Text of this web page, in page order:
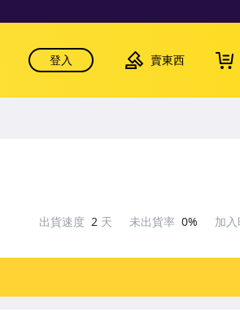
登入 賣東西
出貨速度 2 天 未出貨率 0% 加